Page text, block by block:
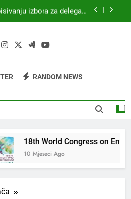
izbora za delegata
s međunarodnim
RANDOM NEWS
18th World Congress on
10 Mjeseci Ago